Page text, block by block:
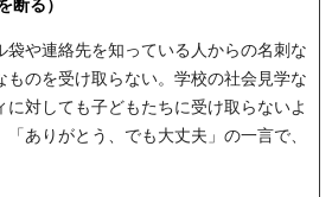
る）
袋や連絡先を知っている人からの名刺な
ものを受け取らない。学校の社会見学な
に対しても子どもたちに受け取らないよ
ありがとう、でも大丈夫」の一言で、